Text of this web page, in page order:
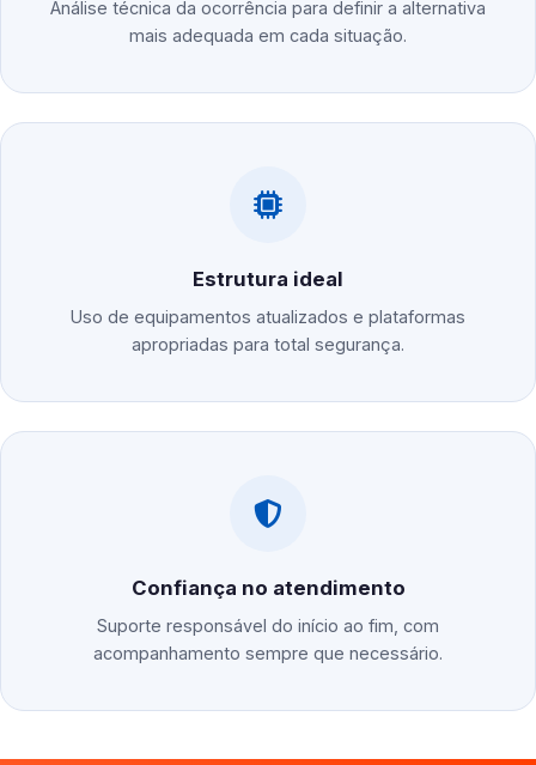
Análise técnica da ocorrência para definir a alternativa
mais adequada em cada situação.
Estrutura ideal
Uso de equipamentos atualizados e plataformas
apropriadas para total segurança.
Confiança no atendimento
Suporte responsável do início ao fim, com
acompanhamento sempre que necessário.